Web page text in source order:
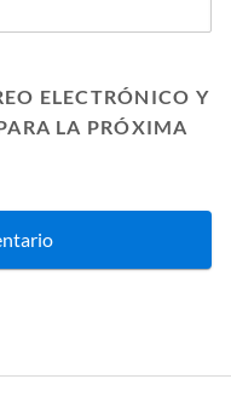
ELECTRÓNICO Y
LA PRÓXIMA